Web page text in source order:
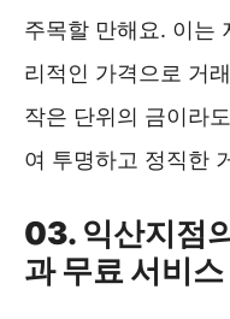
주목할 만해요. 이는
리적인 가격으로 거
작은 단위의 금이라
여 투명하고 정직한
03. 익산지점
과 무료 서비스